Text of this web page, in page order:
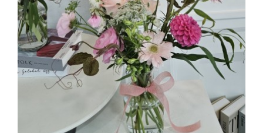
부산플로리스트 심화반 플라워데코 글레스 화병꽂이
해운대한국문화센터